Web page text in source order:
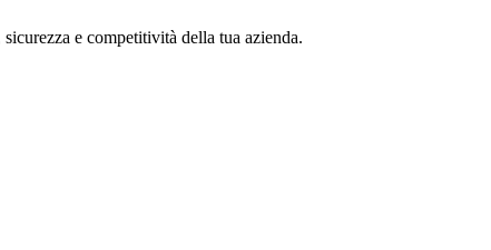
e competitività della tua azienda.